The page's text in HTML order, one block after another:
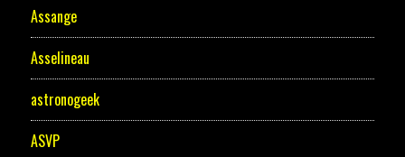
Assange
Asselineau
astronogeek
ASVP